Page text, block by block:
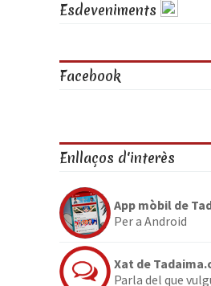
Esdeveniments
Facebook
Enllaços d'interès
App mòbil de
Per a Android
Xat de
Parla del que